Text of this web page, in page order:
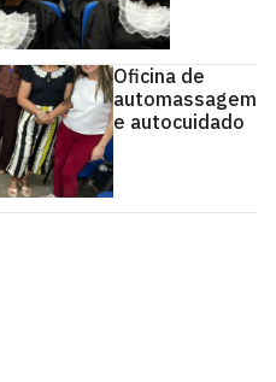
Oficina de
automassagem
e autocuidado